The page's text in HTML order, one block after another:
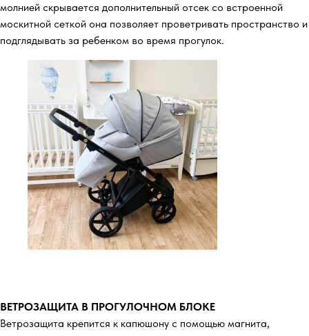
молнией скрывается дополнительный отсек со встроенной
москитной сеткой она позволяет проветривать пространство и
подглядывать за ребенком во время прогулок.
ВЕТРОЗАЩИТА В ПРОГУЛОЧНОМ БЛОКЕ
Ветрозащита крепится к капюшону с помощью магнита,